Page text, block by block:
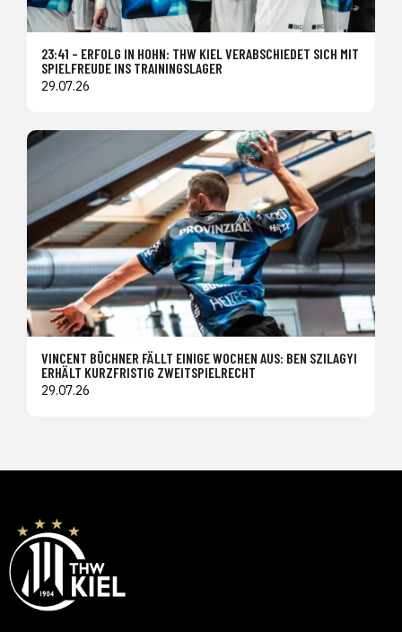
23:41 – ERFOLG IN HOHN: THW KIEL VERABSCHIEDET SICH MIT
SPIELFREUDE INS TRAININGSLAGER
29.07.26
VINCENT BÜCHNER FÄLLT EINIGE WOCHEN AUS: BEN SZILAGYI
ERHÄLT KURZFRISTIG ZWEITSPIELRECHT
29.07.26